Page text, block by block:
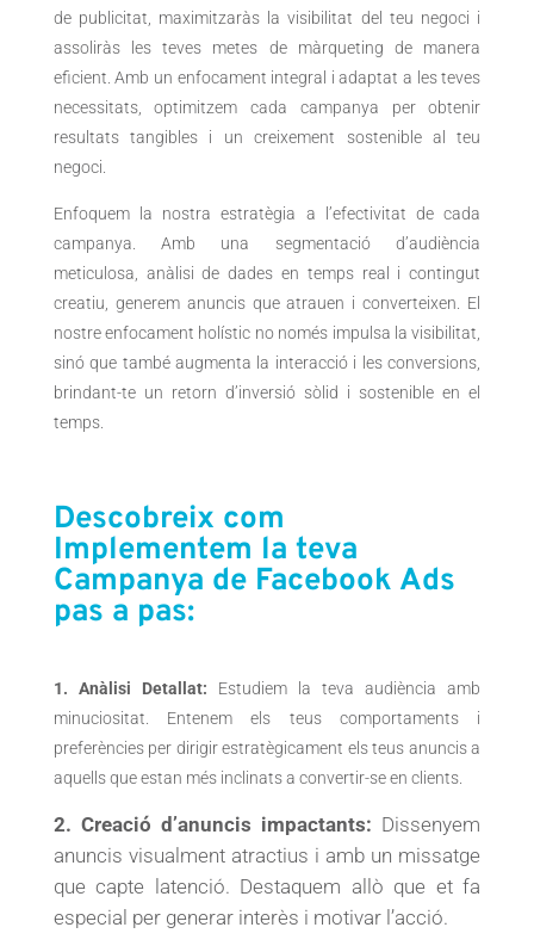
de publicitat, maximitzaràs la visibilitat del teu negoci i
assoliràs les teves metes de màrqueting de manera
eficient. Amb un enfocament integral i adaptat a les teves
necessitats, optimitzem cada campanya per obtenir
resultats tangibles i un creixement sostenible al teu
negoci.
Enfoquem la nostra estratègia a l’efectivitat de cada
campanya. Amb una segmentació d’audiència
meticulosa, anàlisi de dades en temps real i contingut
creatiu, generem anuncis que atrauen i converteixen. El
nostre enfocament holístic no només impulsa la visibilitat,
sinó que també augmenta la interacció i les conversions,
brindant-te un retorn d’inversió sòlid i sostenible en el
temps.
Descobreix com
Implementem la teva
Campanya de Facebook Ads
pas a pas:
1. Anàlisi Detallat: Estudiem la teva audiència amb
minuciositat. Entenem els teus comportaments i
preferències per dirigir estratègicament els teus anuncis a
aquells que estan més inclinats a convertir-se en clients.
2. Creació d’anuncis impactants: Dissenyem
anuncis visualment atractius i amb un missatge
que capte latenció. Destaquem allò que et fa
especial per generar interès i motivar l’acció.